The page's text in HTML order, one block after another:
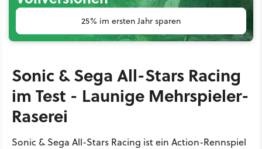
25% im ersten Jahr sparen
Sonic & Sega All-Stars Racing
im Test - Launige Mehrspieler-
Raserei
Sonic & Sega All-Stars Racing ist ein Action-Rennspiel